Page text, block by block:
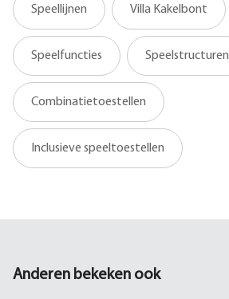
Speellijnen Villa Kakelbont
Speelfuncties Speelstructuren
Combinatietoestellen
Inclusieve speeltoestellen
Anderen bekeken ook